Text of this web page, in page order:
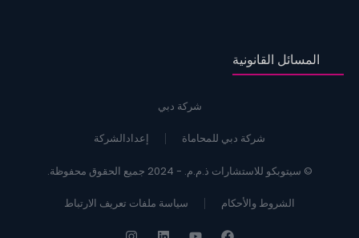
المسائل القانونية
شركة دبي
شركة دبي للمحاماة إعدادالشركة
© سيتوبكو للاستشارات ذ.م.م. - 2024 جميع الحقوق محفوظة.
الشروط والأحكام سياسة ملفات تعريف الارتباط